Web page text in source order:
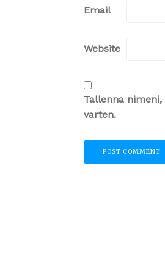
Email
Website
Tallenna
varten.